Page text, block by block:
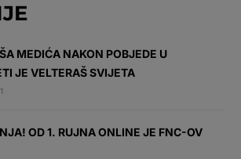
MEDIĆA NAKON POBJEDE U
JE VELTERAŠ SVIJETA
OD 1. RUJNA ONLINE JE FNC-OV